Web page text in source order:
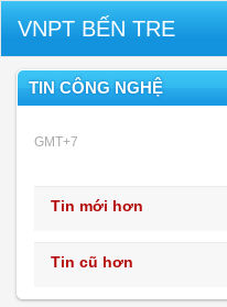
VNPT BẾN TRE
TIN CÔNG NGHỆ
GMT+7
Tin mới hơn
Tin cũ hơn